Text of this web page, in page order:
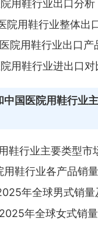
用鞋行业出口分析
院用鞋行业整体出
院用鞋行业出口产
用鞋行业进出口对
中国医院用鞋行业
鞋行业主要类型市
用鞋行业各产品销
年全球男式销
年全球女式销